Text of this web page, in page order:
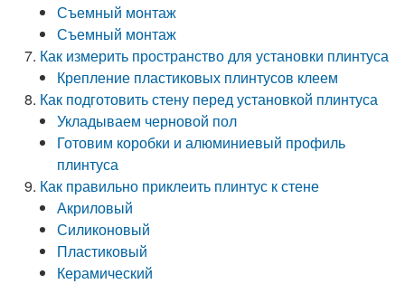
Съемный монтаж
Съемный монтаж
Как измерить пространство для установки плинтуса
Крепление пластиковых плинтусов клеем
Как подготовить стену перед установкой плинтуса
Укладываем черновой пол
Готовим коробки и алюминиевый профиль
плинтуса
Как правильно приклеить плинтус к стене
Акриловый
Силиконовый
Пластиковый
Керамический